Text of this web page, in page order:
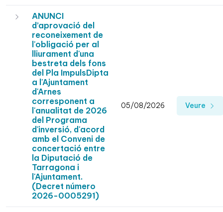
ANUNCI
d’aprovació del
reconeixement de
l'obligació per al
lliurament d'una
bestreta dels fons
del Pla ImpulsDipta
a l'Ajuntament
d'Arnes
corresponent a
l'anualitat de 2026
del Programa
d'inversió, d'acord
amb el Conveni de
concertació entre
la Diputació de
Tarragona i
l'Ajuntament.
(Decret número
2026-0005291)
05/08/2026 Veure